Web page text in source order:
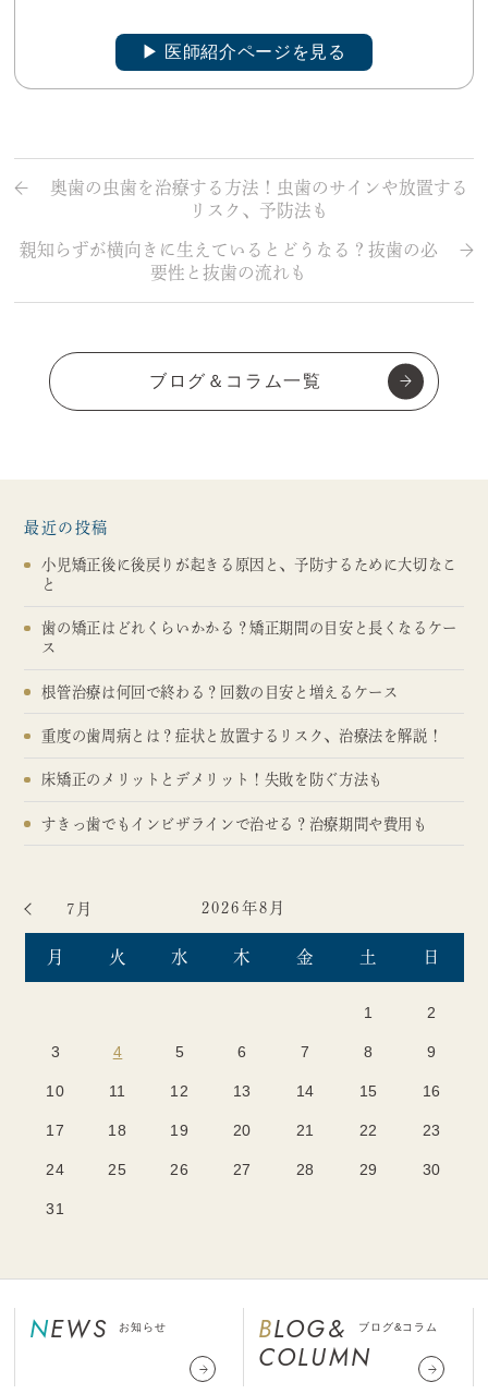
▶︎ 医師紹介ページを見る
奥歯の虫歯を治療する方法！虫歯のサインや放置する
リスク、予防法も
親知らずが横向きに生えているとどうなる？抜歯の必
要性と抜歯の流れも
ブログ＆コラム一覧
最近の投稿
小児矯正後に後戻りが起きる原因と、予防するために大切なこ
と
歯の矯正はどれくらいかかる？矯正期間の目安と長くなるケー
ス
根管治療は何回で終わる？回数の目安と増えるケース
重度の歯周病とは？症状と放置するリスク、治療法を解説！
床矯正のメリットとデメリット！失敗を防ぐ方法も
すきっ歯でもインビザラインで治せる？治療期間や費用も
2026年8月
月 火 水 木 金 土 日
7月
1 2
3 4 5 6 7 8 9
10 11 12 13 14 15 16
17 18 19 20 21 22 23
24 25 26 27 28 29 30
31
NEWS お知らせ
BLOG&
COLUMN
ブログ&コラム